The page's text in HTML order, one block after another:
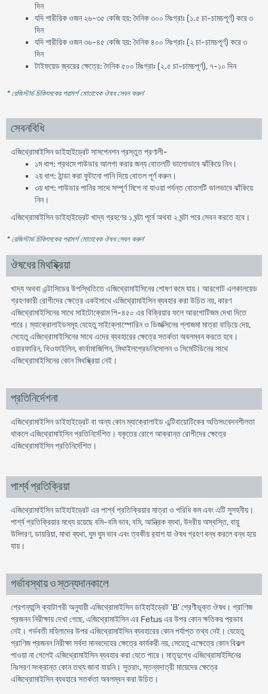
দিন
যদি শারীরিক ওজন ২৬-৩৫ কেজি হয়: দৈনিক ৩০০ মিঃগ্রাঃ (১.৫ চা-চামচপূর্ণ) করে ৩
দিন
যদি শারীরিক ওজন ৩৬-৪৫ কেজি হয়: দৈনিক ৪০০ মিঃগ্রাঃ (২ চা-চামচপূর্ণ) করে ৩
দিন
টাইফয়েড জ্বরের ক্ষেত্রে: দৈনিক ৫০০ মিঃগ্রাঃ (২.৫ চা-চামচপূর্ণ), ৭-১০ দিন
* রেজিস্টার্ড চিকিৎসকের পরামর্শ মোতাবেক ঔষধ সেবন করুন'
সেবনবিধি
এজিথ্রোমাইসিন ডাইহাইড্রেট সাসপেনশন প্রস্তুত প্রণালী-
১ম ধাপ: প্রথমে পাউডার আলগা করার জন্য বোতলটি ভালোভাবে ঝাঁকিয়ে নিন।
২য় ধাপ: ঠান্ডা করা ফুটানো পানি দিয়ে বোতল পূর্ণ করুন।
৩য় ধাপ: পাউডার পানির সাথে সম্পূর্ণ মিশে না যাওয়া পর্যন্ত বোতলটি ভালভাবে ঝাঁকিয়ে
নিন।
এজিথ্রোমাইসিন ডাইহাইড্রেট খাদ্য গ্রহণের ১ ঘন্টা পূর্বে অথবা ২ ঘন্টা পরে সেবন করতে হবে।
* রেজিস্টার্ড চিকিৎসকের পরামর্শ মোতাবেক ঔষধ সেবন করুন'
ঔষধের মিথষ্ক্রিয়া
খাদ্য অথবা এন্টাসিডের উপস্থিতিতে এজিথ্রোমাইসিনের শোষণ কমে যায়। আরগোট এলকালয়েড
গ্রহণকারী রোগীদের ক্ষেত্রে একইসাথে এজিথ্রোমাইসিন ব্যবহার করা উচিত নয়, কারণ
এজিথ্রোমাইসিনের সাথে সাইটোক্রোম পি-৪৫০ এর বিক্রিয়ার ফলে আরগোটিজম দেখা দিতে
পারে। ম্যাক্রোলাইডসমূহ যেহেতু সাইক্লোস্পোরিন ও ডিজক্সিনের প্লাজমা মাত্রা বাড়িয়ে দেয়,
সেহেতু এজিথ্রোমাইসিনের সাথে এদের ব্যবহারের ক্ষেত্রে সতর্কতা অবলম্বন করতে হবে।
ওয়ারফারিন, থিওফাইলিন, কার্বামাজিপিন, মিথাইলপ্রেডনিসোলন ও সিমেটিডিনের সাথে
এজিথ্রোমাইসিনের কোন মিথষ্ক্রিয়া নেই।
প্রতিনির্দেশনা
এজিথ্রোমাইসিন ডাইহাইড্রেট বা অন্য কোন ম্যাক্রোলাইড এন্টিবায়োটিকের অতিসংবেদনশীলতা
থাকলে এজিথ্রোমাইসিন প্রতিনির্দেশিত। যকৃতের রোগে আক্রান্ত রোগীদের ক্ষেত্রে
এজিথ্রোমাইসিন প্রতিনির্দেশিত।
পার্শ্ব প্রতিক্রিয়া
এজিথ্রোমাইসিন ডাইহাইড্রেট এর পার্শ্ব প্রতিক্রিয়ার মাত্রা ও পরিধি কম এবং এটি সুসহনীয়।
পার্শ্ব প্রতিক্রিয়ার মধ্যে রয়েছে বমি-বমি ভাব, বমি, আন্ত্রিক ব্যথা, উদরীয় অস্বস্তি, বায়ু
উদ্গিরণ, ডায়রিয়া, মাথা ব্যথা, ঘুম ঘুম ভাব এবং ত্বকীয় র‌্যাশ যা ঔষধ গ্রহণ বন্ধ করলে বন্ধ হয়ে
যায়।
গর্ভাবস্থায় ও স্তন্যদানকালে
প্রেগন্যান্সি ক্যাটাগরী অনুযায়ী এজিথ্রোমাইসিন ডাইহাইড্রেট 'B' শ্রেণীভূক্ত ঔষধ। প্রাণিজ
প্রজনন নিরীক্ষায় দেখা গেছে, এজিথ্রোমাইসিন এর Fetus এর উপর কোন ক্ষতিকর প্রভাব
নেই। গর্ভবতী মহিলাদের উপর এজিথ্রোমাইসিন ব্যবহারের কোন পর্যাপ্ত তথ্য নেই। যেহেতু
প্রাণিজ প্রজনন নিরীক্ষা সর্বদা মানবদেহের ক্ষেত্রে কার্যকরী নয়, সেহেতু এক্ষেত্রে কোন বিকল্প
পাওয়া না গেলেই এজিথ্রোমাইসিন ব্যবহার করা যেতে পারে। মাতৃদুগ্ধে এজিথ্রোমাইসিনের
নিঃসরণ সংক্রান্ত কোন তথ্য জানা যায়নি। সুতরাং, স্তন্যদাত্রী মায়েদের ক্ষেত্রে
এজিথ্রোমাইসিন ব্যবহারে সতর্কতা অবলম্বন করা উচিত।